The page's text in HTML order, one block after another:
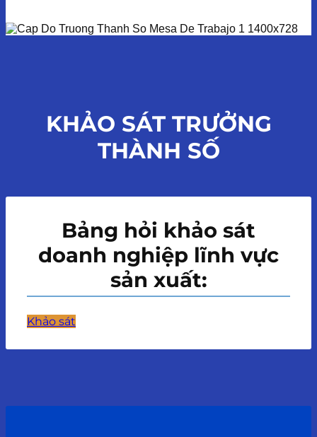
KHẢO SÁT TRƯỞNG
THÀNH SỐ
Bảng hỏi khảo sát
doanh nghiệp lĩnh vực
sản xuất:
Khảo sát